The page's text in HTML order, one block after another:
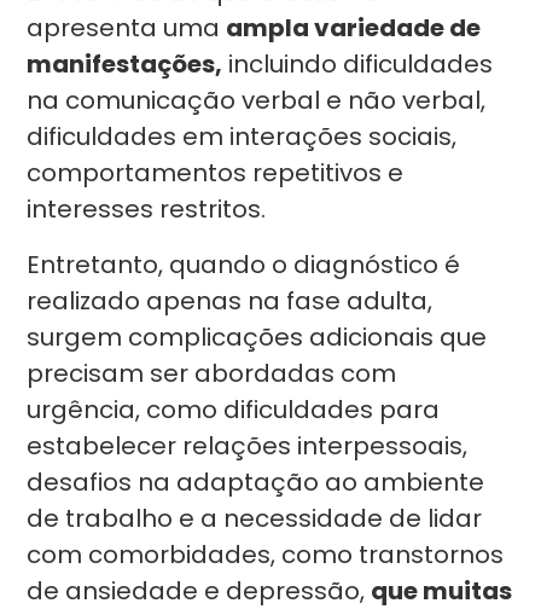
apresenta uma ampla variedade de
manifestações, incluindo dificuldades
na comunicação verbal e não verbal,
dificuldades em interações sociais,
comportamentos repetitivos e
interesses restritos.
Entretanto, quando o diagnóstico é
realizado apenas na fase adulta,
surgem complicações adicionais que
precisam ser abordadas com
urgência, como dificuldades para
estabelecer relações interpessoais,
desafios na adaptação ao ambiente
de trabalho e a necessidade de lidar
com comorbidades, como transtornos
de ansiedade e depressão, que muitas